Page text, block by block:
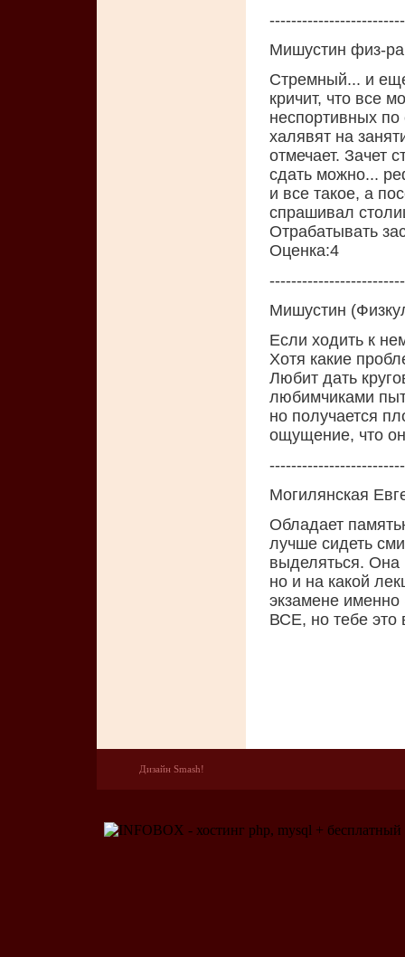
Мишустин физ-
Стремный... и
кричит, что все
неспортивных
халявят на
отмечает. Зачет
сдать можно...
и все такое, а
спрашивал
Отрабатывать
Oценка:4
Мишустин
Если ходить к
Хотя какие
Любит дать
любимчиками
но получается
ощущение, что он
Могилянская
Oбладает
лyчше сидеть
выделяться. Она
но и на какой
экзамене
ВСЕ, но тебе это
Дизайн Smash!